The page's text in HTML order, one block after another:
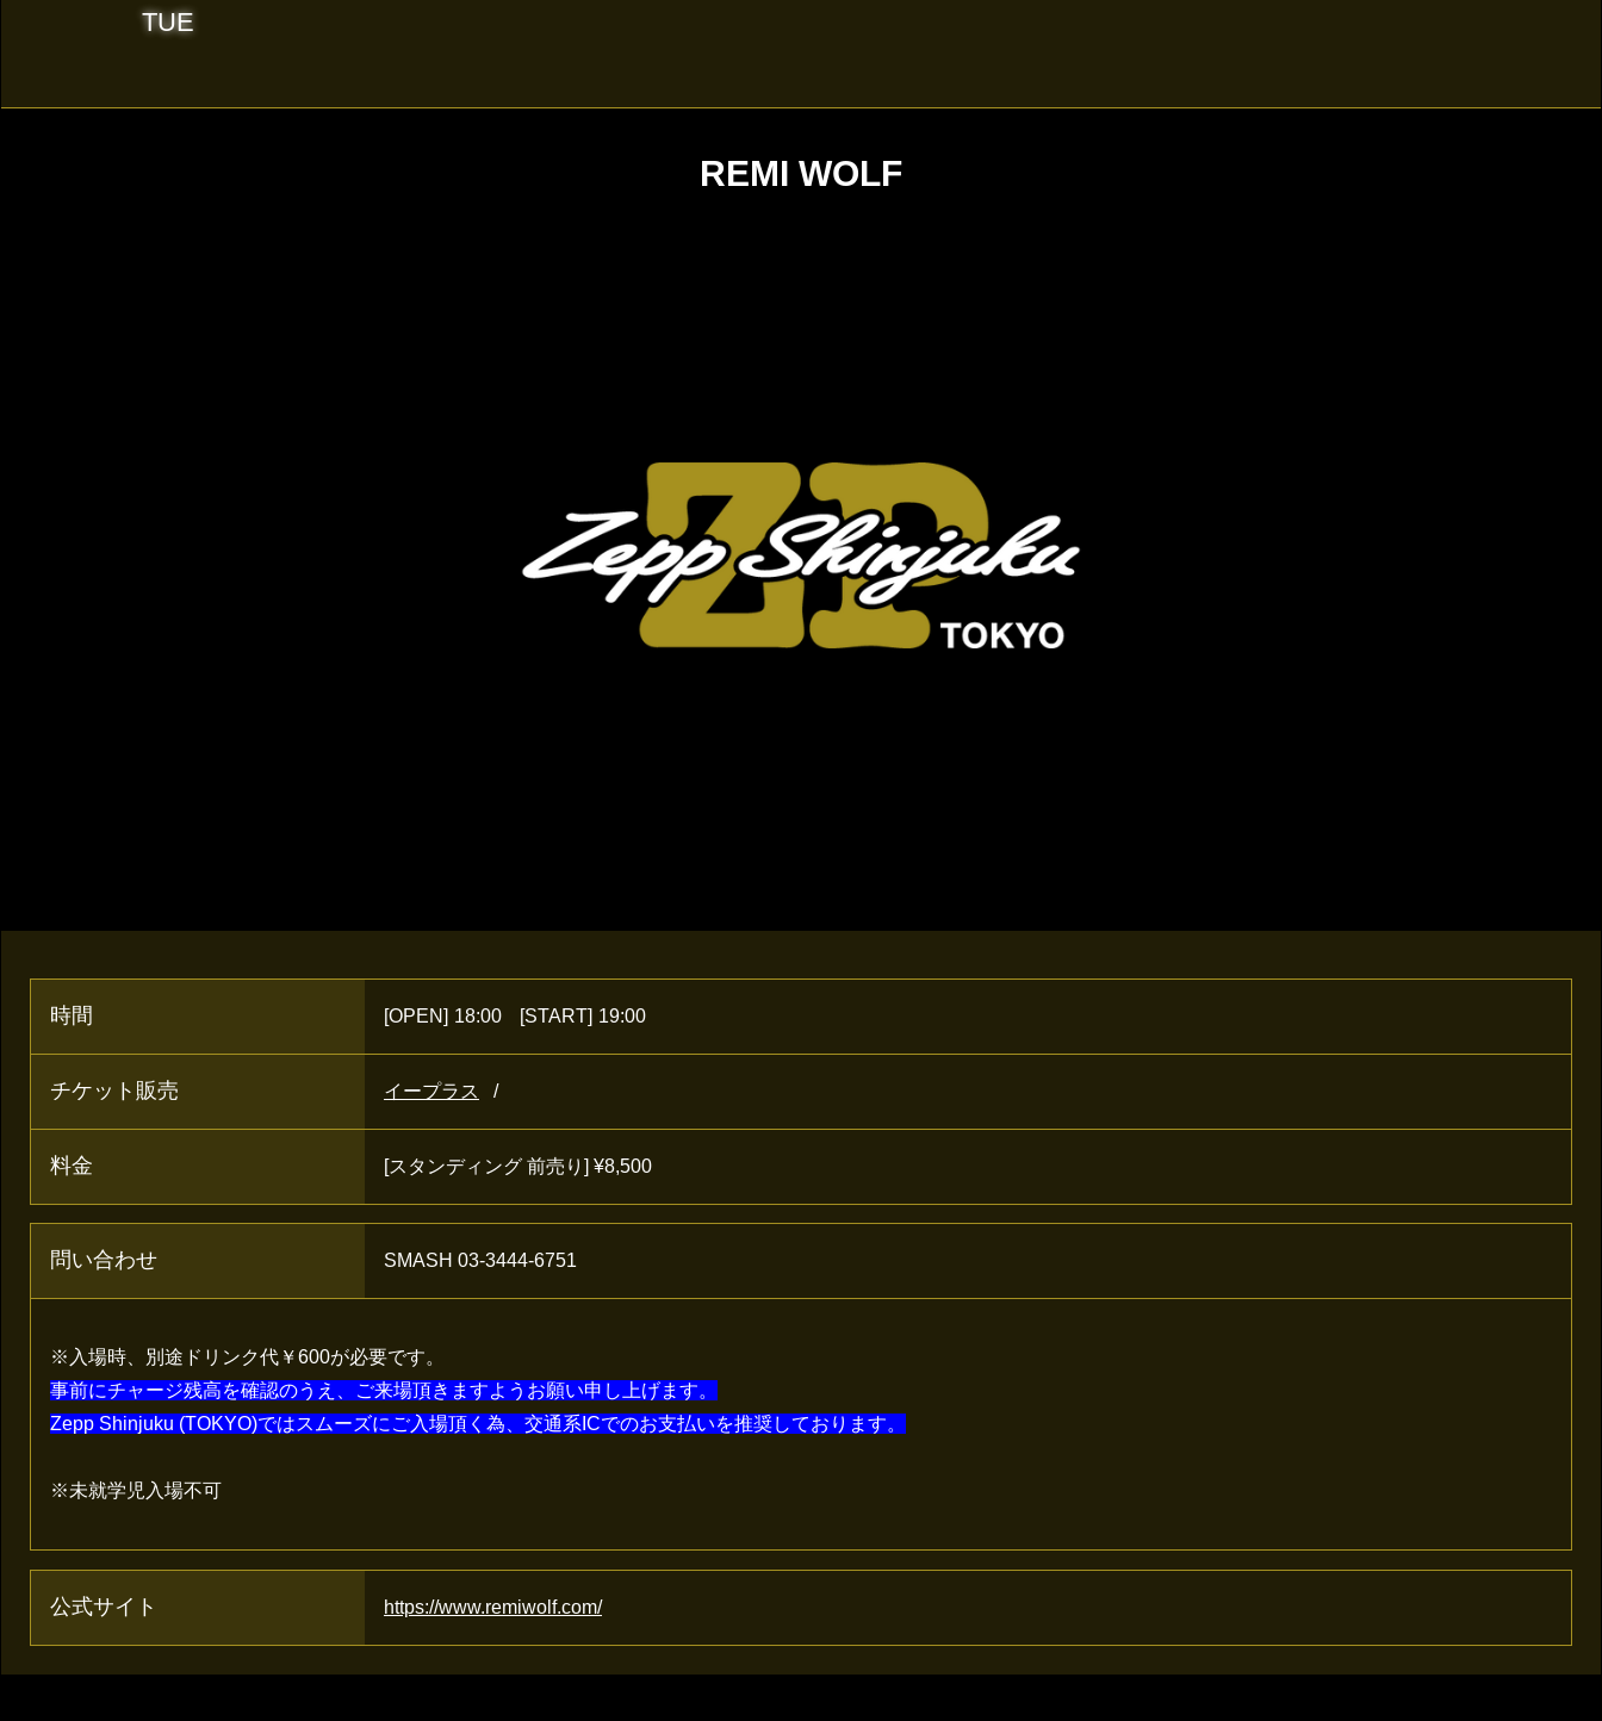
TUE
REMI WOLF
時間 [OPEN] 18:00 [START] 19:00
チケット販売 イープラス
料金 [スタンディング 前売り] ¥8,500
問い合わせ SMASH 03-3444-6751
※入場時、別途ドリンク代￥600が必要です。
事前にチャージ残高を確認のうえ、ご来場頂きますようお願い申し上げます。
Zepp Shinjuku (TOKYO)ではスムーズにご入場頂く為、交通系ICでのお支払いを推奨しております。
※未就学児入場不可
公式サイト https://www.remiwolf.com/